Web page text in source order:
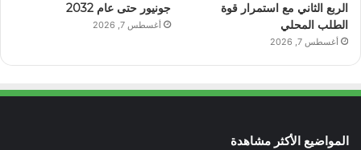
الربع الثاني مع استمرار قوة
الطلب المحلي
أغسطس 7, 2026
جونيور حتى عام 2032
أغسطس 7, 2026
المواضيع الأكثر مشاهدة